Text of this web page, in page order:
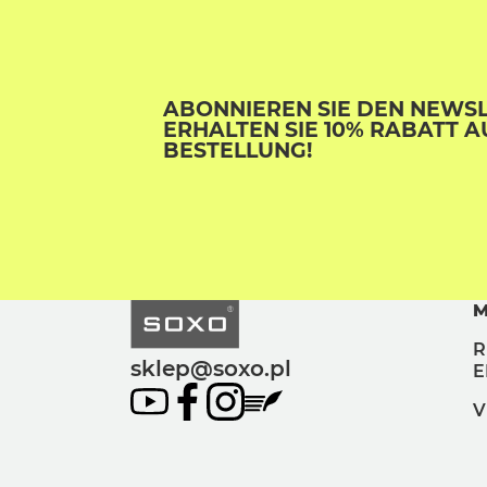
ABONNIEREN SIE DEN
ERHALTEN SIE 10% RABATT
BESTELLUNG!
sklep@soxo.pl